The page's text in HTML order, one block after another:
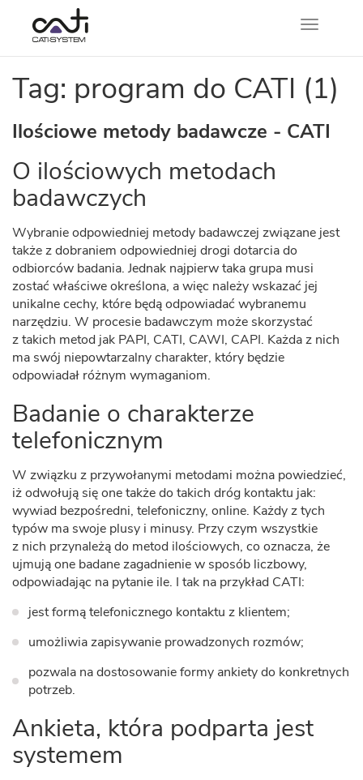
Tag: program do CATI (1)
Ilościowe metody badawcze - CATI
O ilościowych metodach
badawczych
Wybranie odpowiedniej metody badawczej związane jest
także z dobraniem odpowiedniej drogi dotarcia do
odbiorców badania. Jednak najpierw taka grupa musi
zostać właściwe określona, a więc należy wskazać jej
unikalne cechy, które będą odpowiadać wybranemu
narzędziu. W procesie badawczym może skorzystać
z takich metod jak PAPI, CATI, CAWI, CAPI. Każda z nich
ma swój niepowtarzalny charakter, który będzie
odpowiadał różnym wymaganiom.
Badanie o charakterze
telefonicznym
W związku z przywołanymi metodami można powiedzieć,
iż odwołują się one także do takich dróg kontaktu jak:
wywiad bezpośredni, telefoniczny, online. Każdy z tych
typów ma swoje plusy i minusy. Przy czym wszystkie
z nich przynależą do metod ilościowych, co oznacza, że
ujmują one badane zagadnienie w sposób liczbowy,
odpowiadając na pytanie ile. I tak na przykład CATI:
jest formą telefonicznego kontaktu z klientem;
umożliwia zapisywanie prowadzonych rozmów;
pozwala na dostosowanie formy ankiety do konkretnych
potrzeb.
Ankieta, która podparta jest
systemem